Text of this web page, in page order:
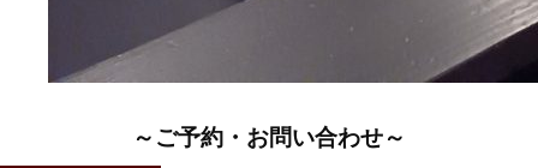
～ご予約・お問い合わせ～​